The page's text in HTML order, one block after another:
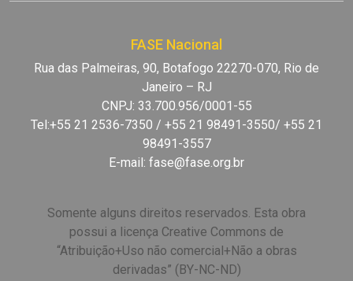
FASE Nacional
Rua das Palmeiras, 90, Botafogo 22270-070, Rio de
Janeiro – RJ
CNPJ: 33.700.956/0001-55
Tel:+55 21 2536-7350 / +55 21 98491-3550/ +55 21
98491-3557
E-mail: fase@fase.org.br
Somente alguns direitos reservados. Esta obra
possui a licença Creative Commons de
“Atribuição+Uso não comercial+Não a obras
derivadas” (BY-NC-ND)